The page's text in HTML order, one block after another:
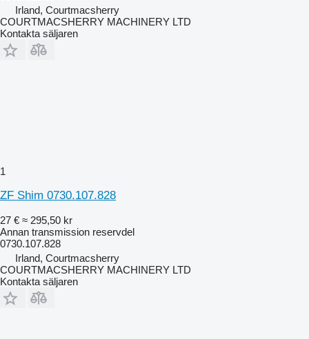
Irland, Courtmacsherry
COURTMACSHERRY MACHINERY LTD
Kontakta säljaren
1
ZF Shim 0730.107.828
27 € ≈ 295,50 kr
Annan transmission reservdel
0730.107.828
Irland, Courtmacsherry
COURTMACSHERRY MACHINERY LTD
Kontakta säljaren